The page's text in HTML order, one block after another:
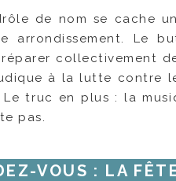
de nom se cache
arrondissement. Le
collectivement
à la lutte contre
truc en plus : la
pas.
VOUS : LA